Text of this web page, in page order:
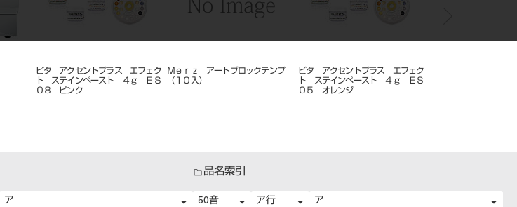
ビタ アクセントプラス エフェク
ト ステインペースト ４ｇ ＥＳ
０８ ピンク
Ｍｅｒｚ アートブロックテンプ
（１０入）
ビタ アクセントプラス エフェク
ト ステインペースト ４ｇ ＥＳ
０５ オレンジ
ア
品名索引
50音 ア行 ア